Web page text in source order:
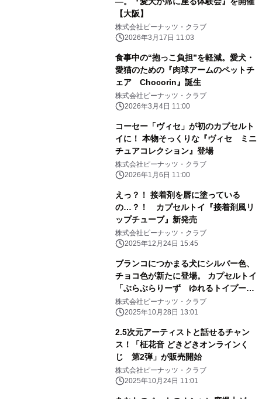
【大阪】
株式会社ピーナッツ・クラブ
2026年3月17日 11:03
食事中の“抱っこ負担”を軽減。愛犬・
愛猫のための『肉球アームのペットチ
ェア Chocorin』誕生
株式会社ピーナッツ・クラブ
2026年3月4日 11:00
コーセー「ヴィセ」が初のカプセルト
イに！ 本物そっくりな『ヴィセ ミニ
チュアコレクション』登場
株式会社ピーナッツ・クラブ
2026年1月6日 11:00
えっ？！ 接着剤を唇に塗っている
の…？！ カプセルトイ『接着剤風リ
ップチューブ』新発売
株式会社ピーナッツ・クラブ
2025年12月24日 15:45
ブランコにつかまる犬にシルバー色、
チョコ色が新たに登場。 カプセルトイ
「ぶらぶらりーず ゆれるトイプーた
ち」新発売
株式会社ピーナッツ・クラブ
2025年10月28日 13:01
2.5次元アーティストと話せるチャン
ス！「柾花音 どきどきオンラインく
じ 第2弾」が販売開始
株式会社ピーナッツ・クラブ
2025年10月24日 11:01